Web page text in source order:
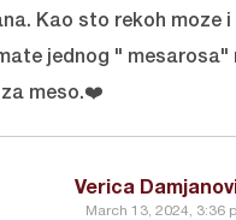
Verica
March 13, 2024, 3:36
Kao sto rekoh moze i
jednog " mesarosa"
meso.❤️